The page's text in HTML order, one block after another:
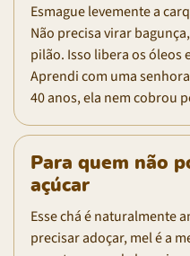
Esmague levemente a
Não precisa virar
pilão. Isso libera os óleos
Aprendi com uma
40 anos, ela nem cobrou
Para quem não
açúcar
Esse chá é naturalmente
precisar adoçar, mel é a